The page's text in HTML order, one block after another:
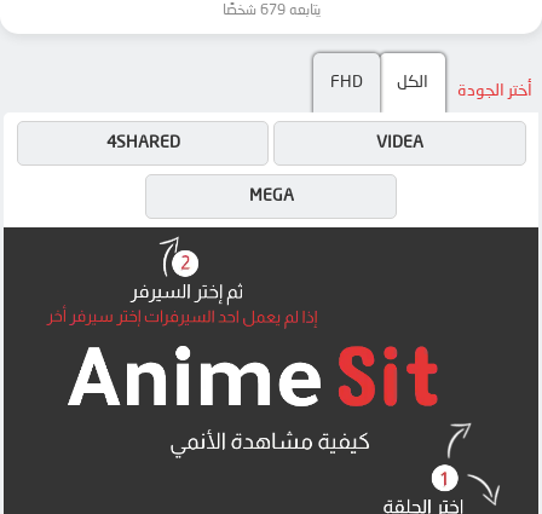
يتابعه 679 شخصًا
أختر الجودة الكل FHD
VIDEA
MEGA
4SHARED